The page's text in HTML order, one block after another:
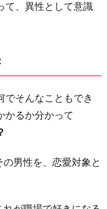
て、異性として意識
でそんなこともでき
かるか分かって
男性を、恋愛対象と